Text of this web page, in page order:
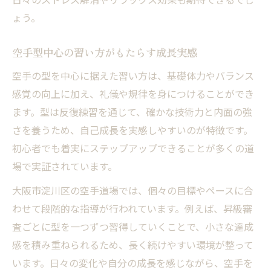
ょう。
空手型中心の習い方がもたらす成長実感
空手の型を中心に据えた習い方は、基礎体力やバランス
感覚の向上に加え、礼儀や規律を身につけることができ
ます。型は反復練習を通じて、確かな技術力と内面の強
さを養うため、自己成長を実感しやすいのが特徴です。
初心者でも着実にステップアップできることが多くの道
場で実証されています。
大阪市淀川区の空手道場では、個々の目標やペースに合
わせて段階的な指導が行われています。例えば、昇級審
査ごとに型を一つずつ習得していくことで、小さな達成
感を積み重ねられるため、長く続けやすい環境が整って
います。日々の変化や自分の成長を感じながら、空手を